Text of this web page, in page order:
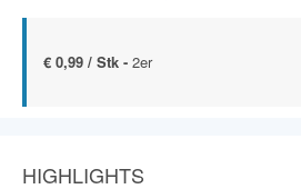
€ 0,99 / Stk - 2er
HIGHLIGHTS